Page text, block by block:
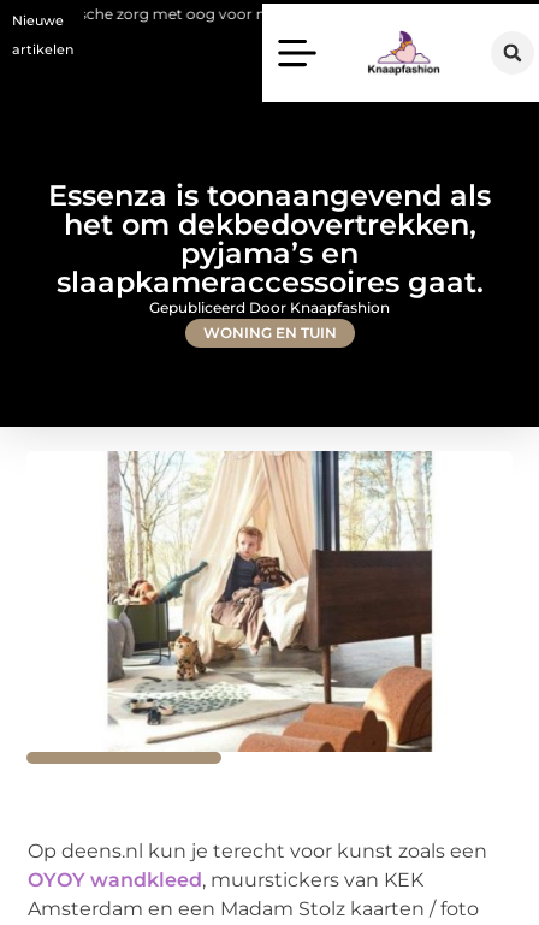
Nieuwe
artikelen
met oog voor natuurlijke resultaten
Essenza is toonaangevend als
het om dekbedovertrekken,
pyjama’s en
slaapkameraccessoires gaat.
WONING EN TUIN
Gepubliceerd Door Knaapfashion
Op deens.nl kun je terecht voor kunst zoals een
OYOY wandkleed , muurstickers van KEK
Amsterdam en een Madam Stolz kaarten / foto